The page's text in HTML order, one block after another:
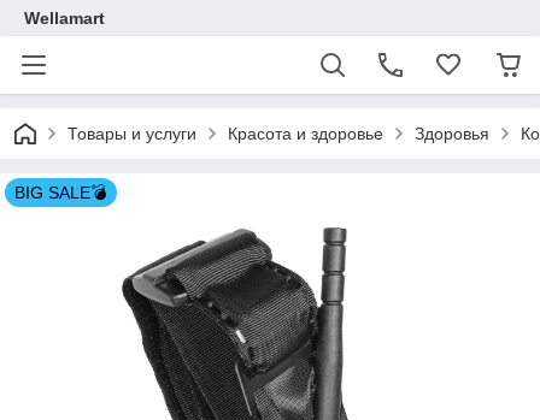
Wellamart
Товары и услуги Красота и здоровье Здоровья
BIG SALE💣